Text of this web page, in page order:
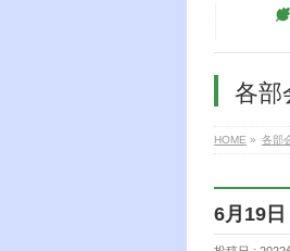
各部
HOME » 各部
6月19